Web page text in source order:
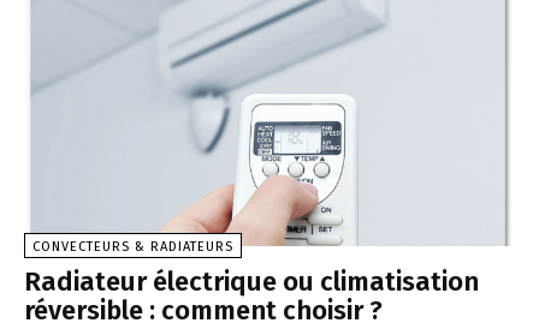
CONVECTEURS & RADIATEURS
Radiateur électrique ou climatisation
réversible : comment choisir ?